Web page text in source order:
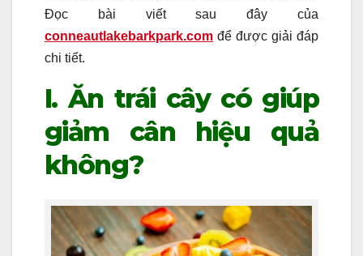
Đọc bài viết sau đây của
conneautlakebarkpark.com để được giải đáp
chi tiết.
I. Ăn trái cây có giúp
giảm cân hiệu quả
không?